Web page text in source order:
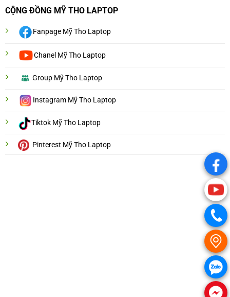
CỘNG ĐỒNG MỸ THO LAPTOP
Fanpage Mỹ Tho Laptop
Chanel Mỹ Tho Laptop
Group Mỹ Tho Laptop
Instagram Mỹ Tho Laptop
Tiktok Mỹ Tho Laptop
Pinterest Mỹ Tho Laptop
.
.
.
.
.
.